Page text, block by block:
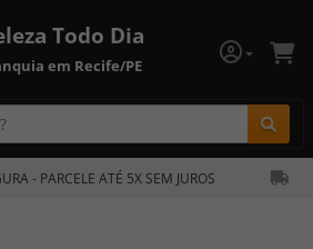
Todo Dia
em Recife/PE
- PARCELE ATÉ 5X SEM JUROS